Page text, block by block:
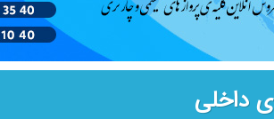
داخلی